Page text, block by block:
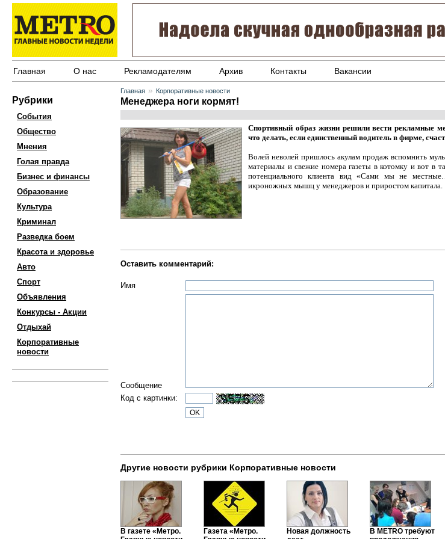
Главная О нас Рекламодателям Архив Контакты Вакансии
Рубрики
События
Общество
Мнения
Голая правда
Бизнес и финансы
Образование
Культура
Криминал
Разведка боем
Красота и здоровье
Авто
Спорт
Объявления
Конкурсы - Акции
Отдыхай
Корпоративные
новости
Главная » Корпоративные новости
Менеджера ноги кормят!
Спортивный образ жизни решили вести рекламные
что делать, если единственный водитель в фирме,
Волей неволей пришлось акулам продаж вспомнить
материалы и свежие номера газеты в котомку и вот в
потенциального клиента вид «Сами мы не
икроножных мышц у менеджеров и приростом капитала.
Оставить комментарий:
Имя
Сообщение
Код с картинки:
Другие новости рубрики Корпоративные новости
В газете «Метро.
Газета «Метро.
Новая должность
В METRO требуют